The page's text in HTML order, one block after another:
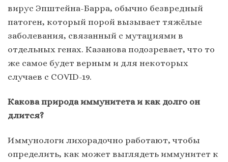
вирус Эпштейна-Барра, обычно безвредный
патоген, который порой вызывает тяжёлые
заболевания, связанный с мутациями в
отдельных генах. Казанова подозревает, что то
же самое будет верным и для некоторых
случаев с COVID-19.
Какова природа иммунитета и как долго он
длится?
Иммунологи лихорадочно работают, чтобы
определить, как может выглядеть иммунитет к